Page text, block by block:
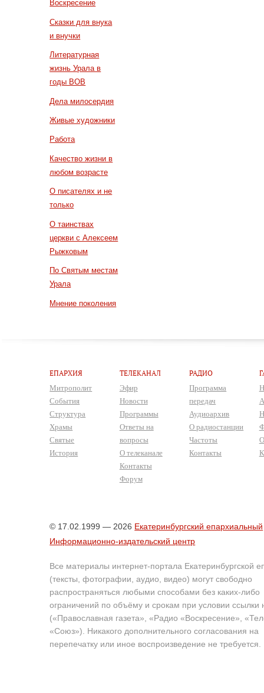
Воскресение
Сказки для внука
и внучки
Литературная
жизнь Урала в
годы ВОВ
Дела милосердия
Живые художники
Работа
Качество жизни в
любом возрасте
О писателях и не
только
О таинствах
церкви с Алексеем
Рыжковым
По Святым местам
Урала
Мнение поколения
ЕПАРХИЯ
Митрополит
События
Структура
Храмы
Святые
История
ТЕЛЕКАНАЛ
Эфир
Новости
Программы
Ответы на
вопросы
О телеканале
Контакты
Форум
РАДИО
Программа
передач
Аудиоархив
О радиостанции
Частоты
Контакты
© 17.02.1999 — 2026 Екатеринбургский епархиальный
Информационно-издательский центр
Все материалы интернет-портала Екатеринбургской
(тексты, фотографии, аудио, видео) могут свободно
распространяться любыми способами без каких-либо
ограничений по объёму и срокам при условии ссылки
(«Православная газета», «Радио «Воскресение»,
«Союз»). Никакого дополнительного согласования на
перепечатку или иное воспроизведение не требуется.